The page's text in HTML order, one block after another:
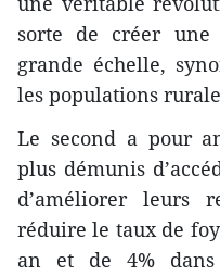
sorte de créer une
grande échelle,
les populations
Le second a pour
plus démunis
d’améliorer leurs
réduire le taux de
an et de 4% dans